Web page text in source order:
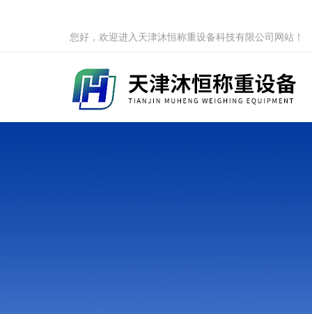
您好，欢迎进入天津沐恒称重设备科技有限公司网站！